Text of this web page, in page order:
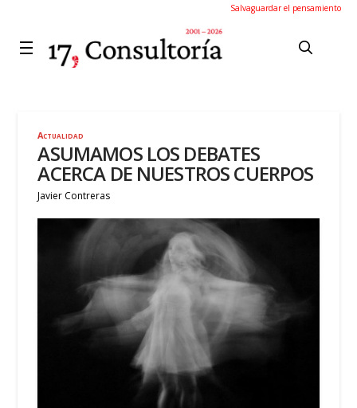
Salvaguardar el pensamiento
Actualidad
ASUMAMOS LOS DEBATES
ACERCA DE NUESTROS CUERPOS
Javier Contreras